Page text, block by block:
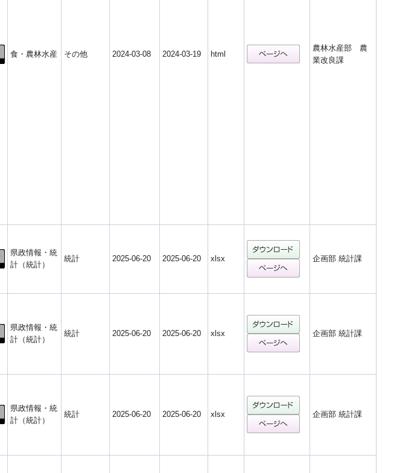
食・農林水産 その他 2024-03-08 2024-03-19 html
農林水産部 農
業改良課
県政情報・統
計（統計）
統計 2025-06-20 2025-06-20 xlsx 企画部 統計課
県政情報・統
計（統計）
統計 2025-06-20 2025-06-20 xlsx 企画部 統計課
県政情報・統
計（統計）
統計 2025-06-20 2025-06-20 xlsx 企画部 統計課